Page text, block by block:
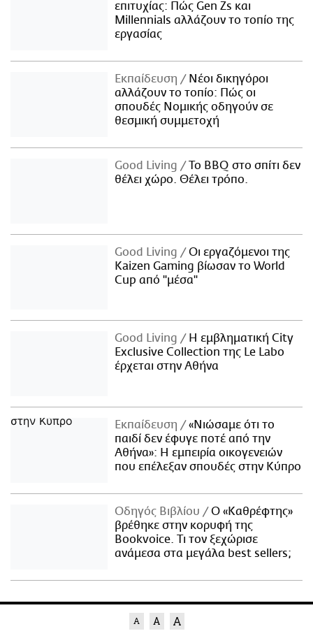
επιτυχίας: Πώς Gen Zs και
Millennials αλλάζουν το τοπίο της
εργασίας
Εκπαίδευση
Νέοι δικηγόροι
αλλάζουν το τοπίο: Πώς οι
σπουδές Νομικής οδηγούν σε
θεσμική συμμετοχή
Good Living
Το BBQ στο σπίτι δεν
θέλει χώρο. Θέλει τρόπο.
Good Living
Οι εργαζόμενοι της
Kaizen Gaming βίωσαν το World
Cup από "μέσα"
Good Living
Η εμβληματική City
Exclusive Collection της Le Labo
έρχεται στην Αθήνα
Εκπαίδευση
«Νιώσαμε ότι το
παιδί δεν έφυγε ποτέ από την
Αθήνα»: Η εμπειρία οικογενειών
που επέλεξαν σπουδές στην Κύπρο
Οδηγός Βιβλίου
Ο «Καθρέφτης»
βρέθηκε στην κορυφή της
Bookvoice. Τι τον ξεχώρισε
ανάμεσα στα μεγάλα best sellers;